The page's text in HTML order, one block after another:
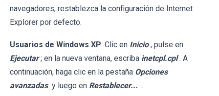
navegadores, restablezca la configuración de Internet
Explorer por defecto.
Usuarios de Windows XP: Clic en Inicio , pulse en
Ejecutar ; en la nueva ventana, escriba inetcpl.cpl . A
continuación, haga clic en la pestaña Opciones
avanzadas y luego en Restablecer... .